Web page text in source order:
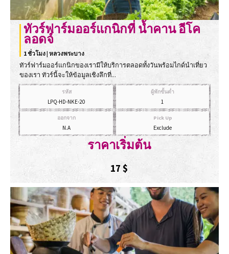
ทัวร์ฟาร์มออร์แกนิกที่ น้ำคาน อีโค
ลอดจ์
1 ชั่วโมง | หลวงพระบาง
ทัวร์ฟาร์มออร์แกนิกของเรามีให้บริการตลอดทั้งวันพร้อมไกด์นำเที่ยว
ของเรา ทัวร์นี้จะให้ข้อมูลเชิงลึกที่...
รหัส
LPQ-HD-NKE-20
ผู้พักขั้นต่ำ
1
ออกจาก
N.A
Pick Up
Exclude
ราคาเริ่มต้น
17 $